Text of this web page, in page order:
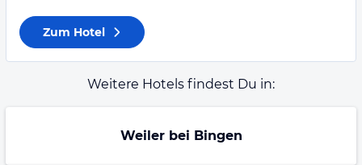
Zum Hotel
Weitere Hotels findest Du in:
Weiler bei Bingen